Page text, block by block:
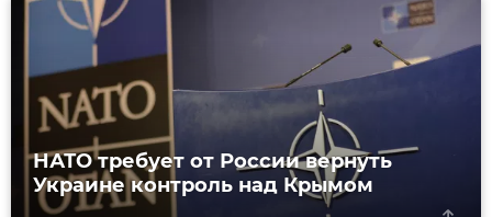
НАТО требует от России вернуть
Украине контроль над Крымом